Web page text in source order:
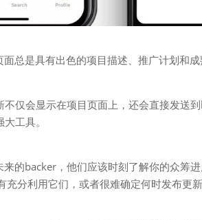
总是具有出色的项目描述、推广计划和成
仅会显示在项目页面上，还会直接发送
工具。
的backer，他们应该时刻了解你的众筹
分利用它们，或者很难确定何时发布更新